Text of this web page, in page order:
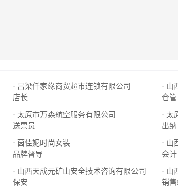
· 吕梁仟家缘商贸超市连锁有限公司
店长
· 山
仓管
· 太原市万森航空服务有限公司
送票员
· 太
出纳
· 茵佳妮时尚女装
品牌督导
· 山
会计
· 山西天成元矿山安全技术咨询有限公司
保安
· 山
销